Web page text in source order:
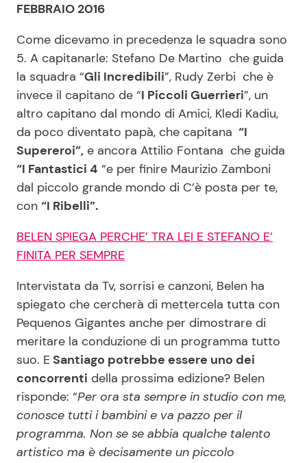
FEBBRAIO 2016
Come dicevamo in precedenza le squadra sono
5. A capitanarle: Stefano De Martino che guida
la squadra “Gli Incredibili”, Rudy Zerbi che è
invece il capitano de “I Piccoli Guerrieri”, un
altro capitano dal mondo di Amici, Kledi Kadiu,
da poco diventato papà, che capitana “I
Supereroi”, e ancora Attilio Fontana che guida
“I Fantastici 4 “e per finire Maurizio Zamboni
dal piccolo grande mondo di C’è posta per te,
con “I Ribelli”.
BELEN SPIEGA PERCHE’ TRA LEI E STEFANO E’
FINITA PER SEMPRE
Intervistata da Tv, sorrisi e canzoni, Belen ha
spiegato che cercherà di mettercela tutta con
Pequenos Gigantes anche per dimostrare di
meritare la conduzione di un programma tutto
suo. ESantiago potrebbe essere uno dei
concorrenti della prossima edizione? Belen
risponde: “Per ora sta sempre in studio con me,
conosce tutti i bambini e va pazzo per il
programma. Non se se abbia qualche talento
artistico ma è decisamente un piccolo